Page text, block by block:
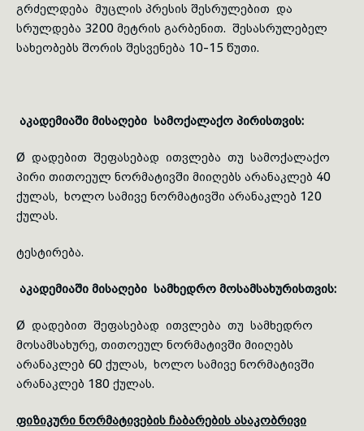
გრძელდება მუცლის პრესის შესრულებით და
სრულდება 3200 მეტრის გარბენით. შესასრულებელ
სახეობებს შორის შესვენება 10-15 წუთი.
აკადემიაში მისაღები სამოქალაქო პირისთვის:
Ø დადებით შეფასებად ითვლება თუ სამოქალაქო
პირი თითოეულ ნორმატივში მიიღებს არანაკლებ 40
ქულას, ხოლო სამივე ნორმატივში არანაკლებ 120
ქულას.
ტესტირება.
აკადემიაში მისაღები სამხედრო მოსამსახურისთვის:
Ø დადებით შეფასებად ითვლება თუ სამხედრო
მოსამსახურე, თითოეულ ნორმატივში მიიღებს
არანაკლებ 60 ქულას, ხოლო სამივე ნორმატივში
არანაკლებ 180 ქულას.
ფიზიკური ნორმატივების ჩაბარების ასაკობრივი